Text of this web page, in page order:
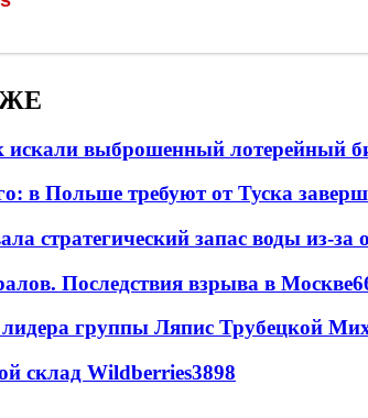
искали выброшенный лотерейный
в Польше требуют от Туска
стратегический запас воды из-за
Последствия взрыва в Москве
лидера группы Ляпис Трубецкой
склад Wildberries3898